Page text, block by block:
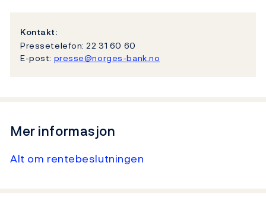
Kontakt:
Pressetelefon: 22 31 60 60
E-post: presse@norges-bank.no
Mer informasjon
Alt om rentebeslutningen